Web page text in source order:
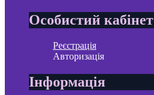
Особистий кабінет
Реєстрація
Авторизація
Інформація